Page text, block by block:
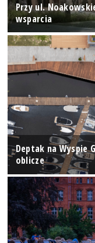
Przy ul.
wsparcia
Deptak na Wyspie
oblicze